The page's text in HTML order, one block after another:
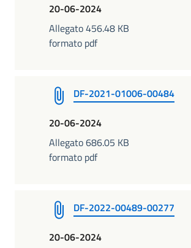
20-06-2024
Allegato 456.48 KB
formato pdf
DF-2021-01006-00484
20-06-2024
Allegato 686.05 KB
formato pdf
DF-2022-00489-00277
20-06-2024